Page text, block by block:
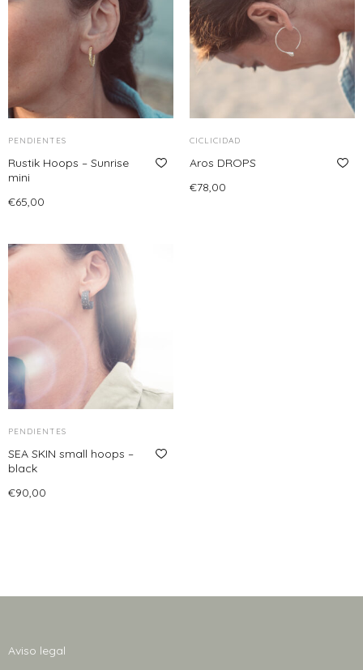
hasta
€70,00
variantes.
Las
opciones
elegir
en
la
página
PENDIENTES
Rustik Hoops – Sunrise
mini
€65,00
CICLICIDAD
Aros DROPS
€78,00
PENDIENTES
SEA SKIN small hoops –
black
€90,00
Aviso legal